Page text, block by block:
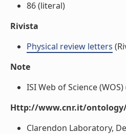
86 (literal)
Rivista
Physical review letters
Note
ISI Web of Science
Http://www.cnr.it/
Clarendon Laboratory,